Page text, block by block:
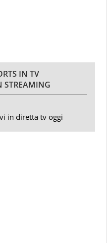
IN TV
STREAMING
in diretta tv oggi